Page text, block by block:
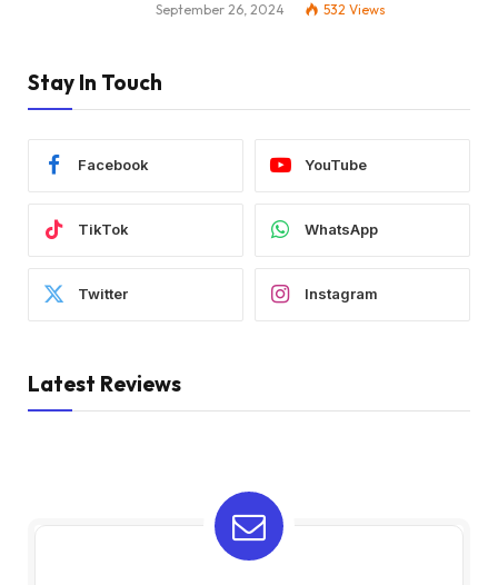
September 26, 2024 532 Views
Stay In Touch
Facebook YouTube
TikTok WhatsApp
Twitter Instagram
Latest Reviews